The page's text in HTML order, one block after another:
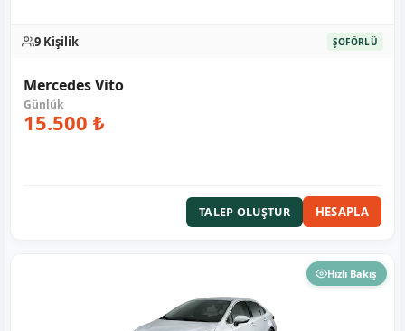
9 Kişilik ŞOFÖRLÜ
Mercedes Vito
15.500 ₺
TALEP OLUŞTUR HESAPLA
Hızlı Bakış